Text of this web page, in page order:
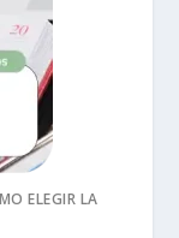
ELEGIR LA